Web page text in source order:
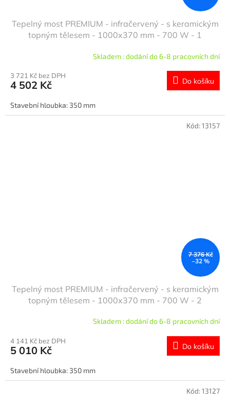
Tepelný most PREMIUM - infračervený - s keramickým
topným tělesem - 1000x370 mm - 700 W - 1
Skladem : dodání do 6-8 pracovních dní
3 721 Kč bez DPH
4 502 Kč Do košíku
Stavební hloubka: 350 mm
7 376 Kč
–32 %
Tepelný most PREMIUM - infračervený - s keramickým
topným tělesem - 1000x370 mm - 700 W - 2
Skladem : dodání do 6-8 pracovních dní
4 141 Kč bez DPH
5 010 Kč Do košíku
Stavební hloubka: 350 mm
Kód:13157
Kód:13127